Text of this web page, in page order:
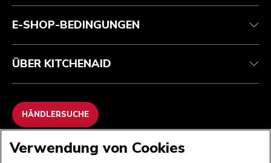
ODR
E-SHOP-BEDINGUNGEN
ÜBER KITCHENAID
HÄNDLERSUCHE
WIR AKZEPTIEREN
Verwendung von Cookies